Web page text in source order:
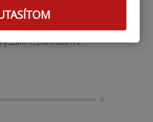
Gábor u. 3.
száma: B/2020/000703
E/2021/000172